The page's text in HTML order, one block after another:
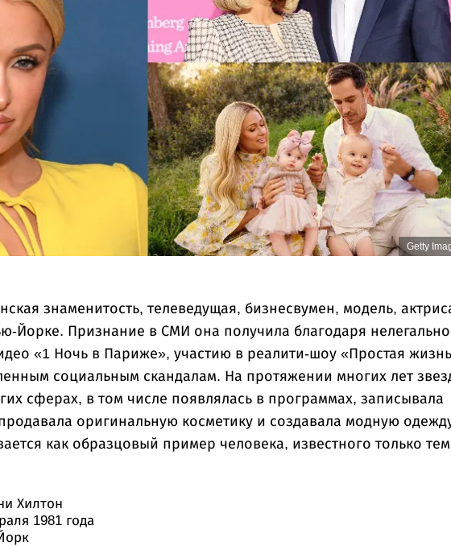
Getty
знаменитость, телеведущая, бизнесвумен, модель,
Йорке. Признание в СМИ она получила благодаря нелегально
«1 Ночь в Париже», участию в реалити-шоу «Простая
социальным скандалам. На протяжении многих лет
сферах, в том числе появлялась в программах, записывала
оригинальную косметику и создавала модную
как образцовый пример человека, известного только
Хилтон
1981 года